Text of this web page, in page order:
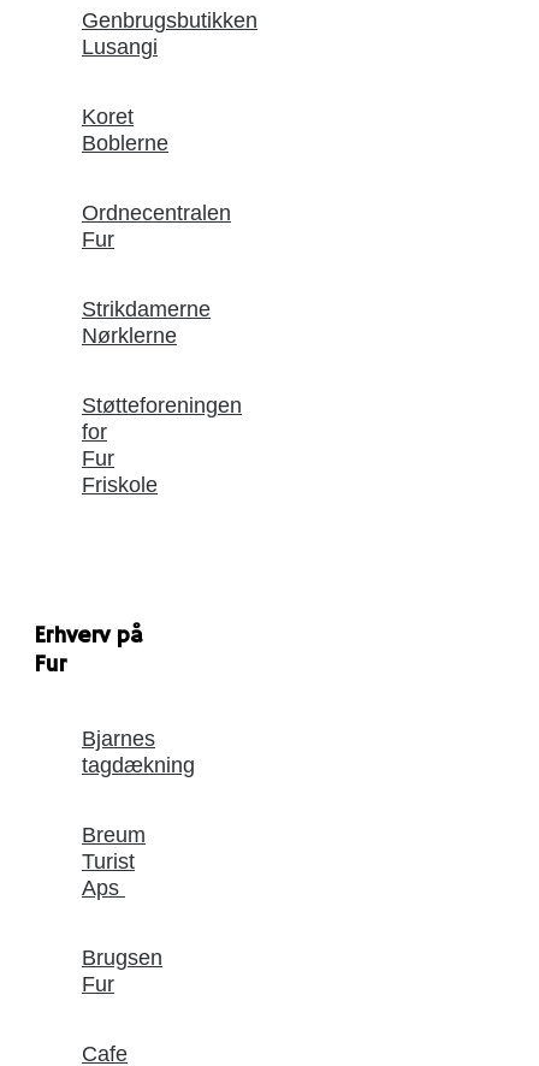
Genbrugsbutikken
Lusangi
Koret
Boblerne
Ordnecentralen
Fur
Strikdamerne
Nørklerne
Støtteforeningen
for
Fur
Friskole
Erhverv på
Fur
Bjarnes
tagdækning
Breum
Turist
Aps
Brugsen
Fur
Cafe